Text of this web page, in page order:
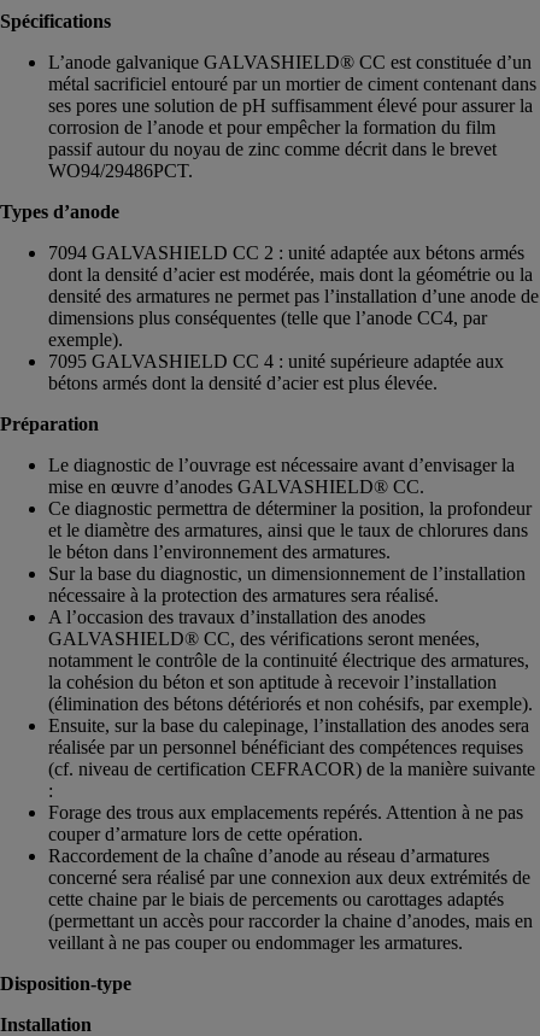
Spécifications
L’anode galvanique GALVASHIELD® CC est constituée d’un
métal sacrificiel entouré par un mortier de ciment contenant dans
ses pores une solution de pH suffisamment élevé pour assurer la
corrosion de l’anode et pour empêcher la formation du film
passif autour du noyau de zinc comme décrit dans le brevet
WO94/29486PCT.
Types d’anode
7094 GALVASHIELD CC 2 : unité adaptée aux bétons armés
dont la densité d’acier est modérée, mais dont la géométrie ou la
densité des armatures ne permet pas l’installation d’une anode de
dimensions plus conséquentes (telle que l’anode CC4, par
exemple).
7095 GALVASHIELD CC 4 : unité supérieure adaptée aux
bétons armés dont la densité d’acier est plus élevée.
Préparation
Le diagnostic de l’ouvrage est nécessaire avant d’envisager la
mise en œuvre d’anodes GALVASHIELD® CC.
Ce diagnostic permettra de déterminer la position, la profondeur
et le diamètre des armatures, ainsi que le taux de chlorures dans
le béton dans l’environnement des armatures.
Sur la base du diagnostic, un dimensionnement de l’installation
nécessaire à la protection des armatures sera réalisé.
A l’occasion des travaux d’installation des anodes
GALVASHIELD® CC, des vérifications seront menées,
notamment le contrôle de la continuité électrique des armatures,
la cohésion du béton et son aptitude à recevoir l’installation
(élimination des bétons détériorés et non cohésifs, par exemple).
Ensuite, sur la base du calepinage, l’installation des anodes sera
réalisée par un personnel bénéficiant des compétences requises
(cf. niveau de certification CEFRACOR) de la manière suivante
:
Forage des trous aux emplacements repérés. Attention à ne pas
couper d’armature lors de cette opération.
Raccordement de la chaîne d’anode au réseau d’armatures
concerné sera réalisé par une connexion aux deux extrémités de
cette chaine par le biais de percements ou carottages adaptés
(permettant un accès pour raccorder la chaine d’anodes, mais en
veillant à ne pas couper ou endommager les armatures.
Disposition-type
Installation